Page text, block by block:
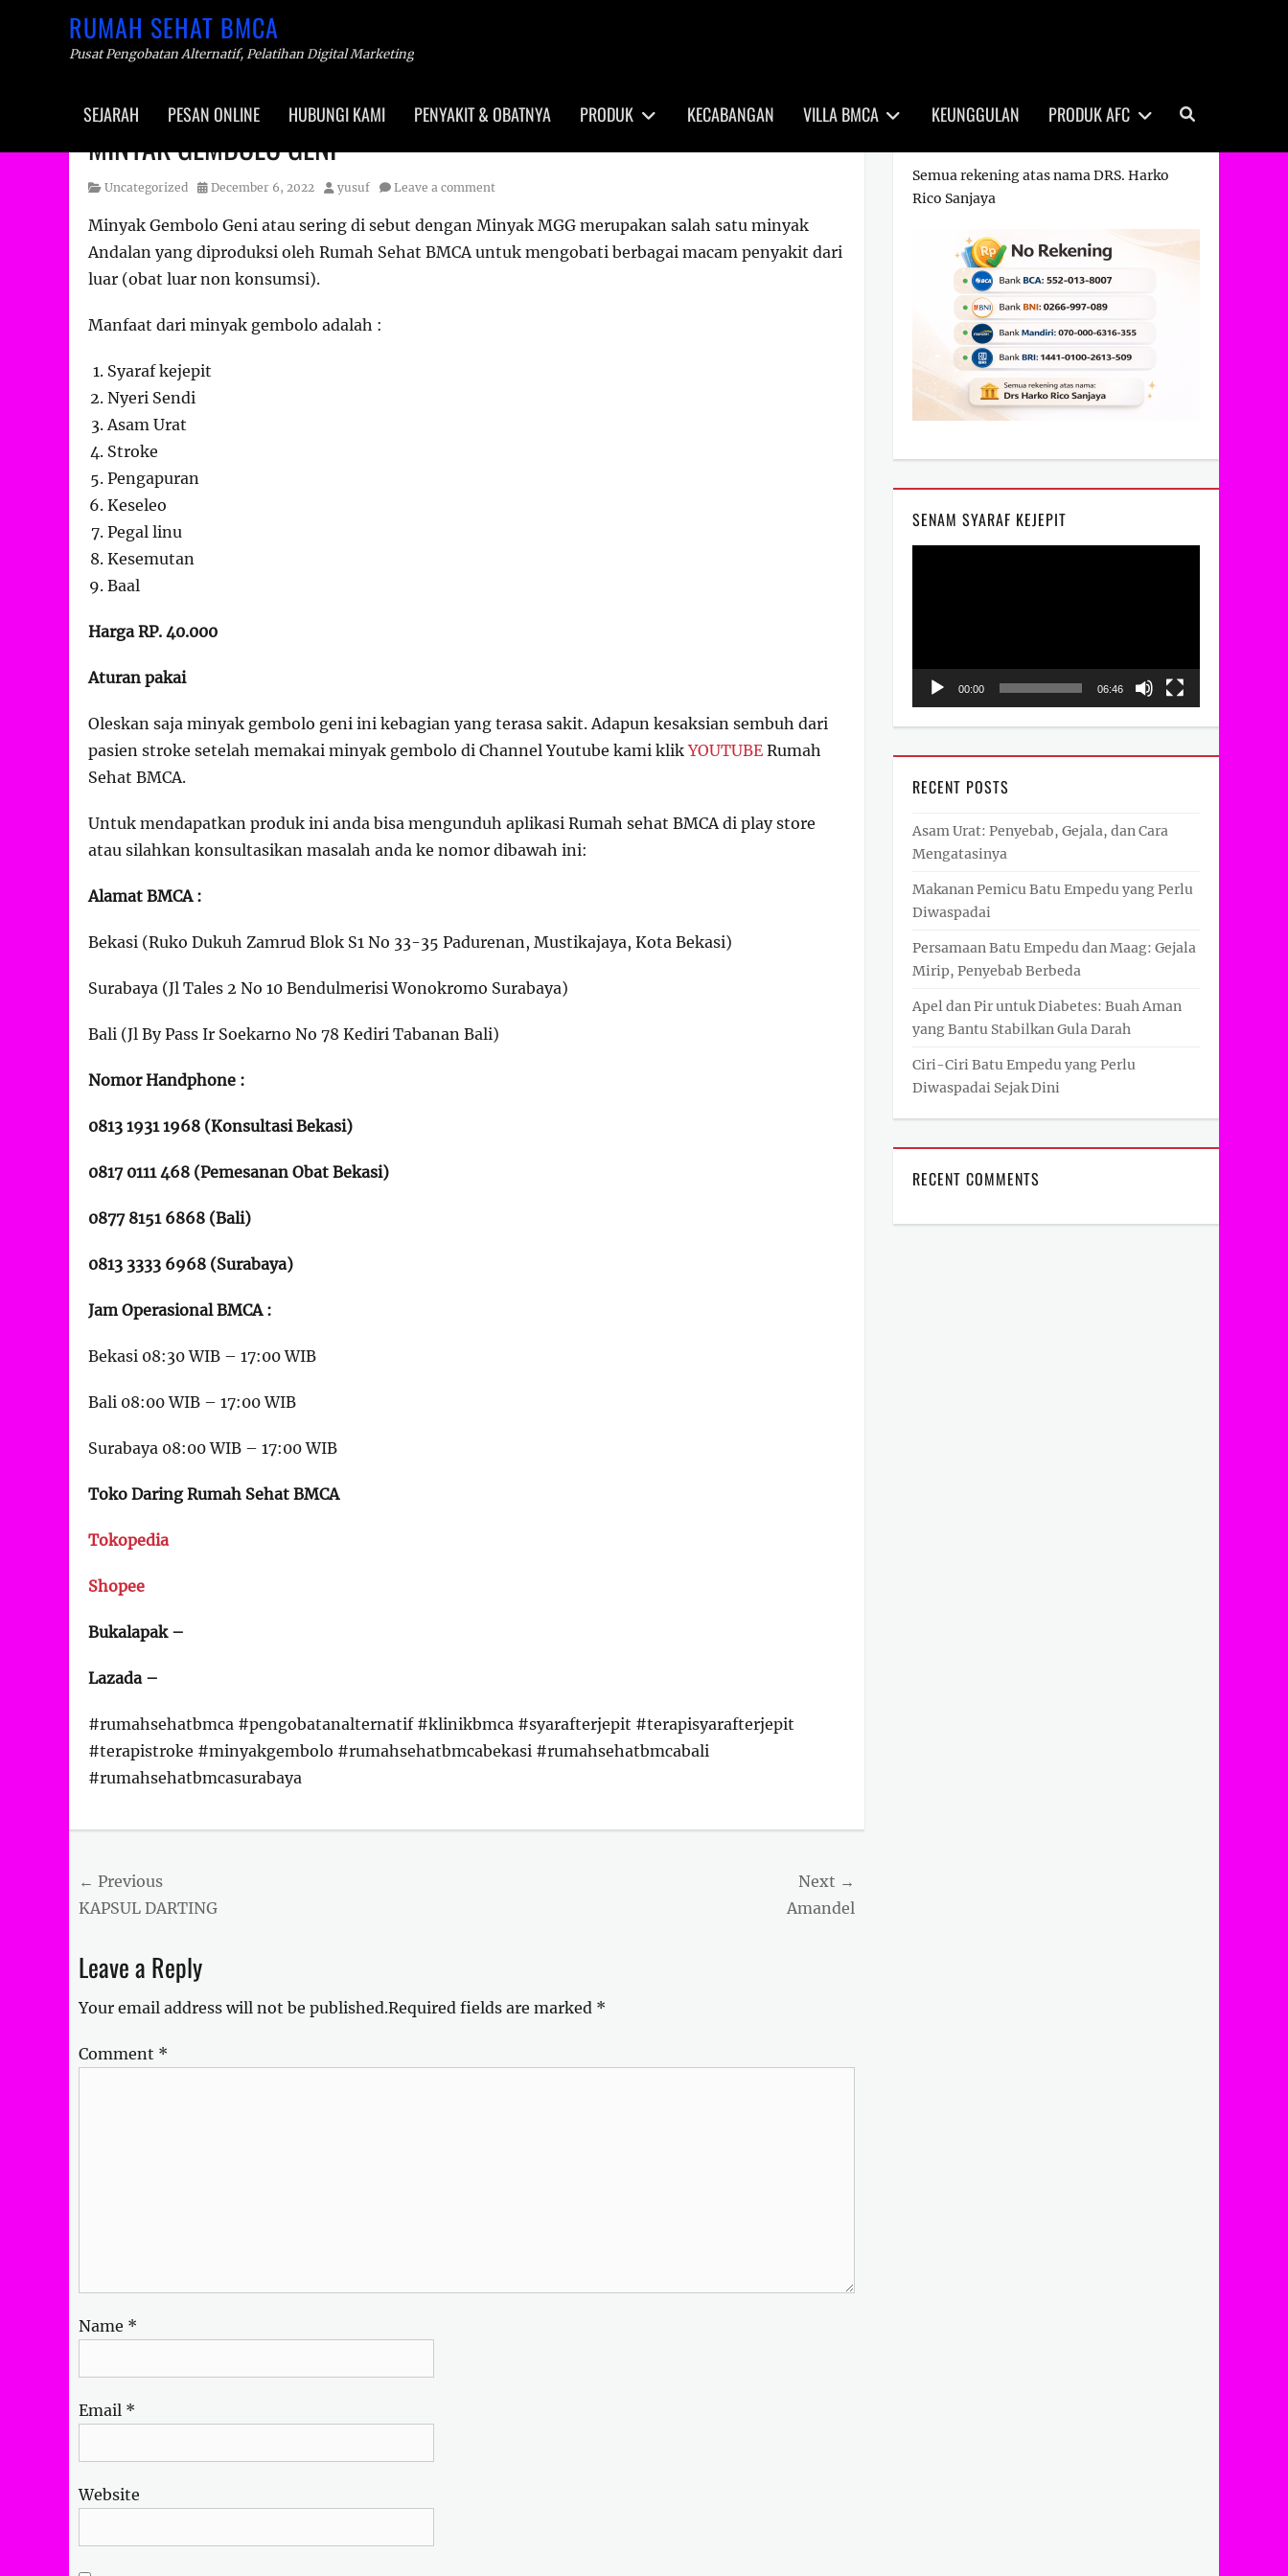
RUMAH SEHAT BMCA
Pusat Pengobatan Alternatif, Pelatihan Digital Marketing
menu
SEJARAH PESAN ONLINE HUBUNGI KAMI PENYAKIT & OBATNYA PRODUK KECABANGAN VILLA BMCA KEUNGGULAN PRODUK AFC Search
MINYAK GEMBOLO GENI
Category
Uncategorized
Posted
December 6, 2022 Author
yusuf Leave a comment
Minyak Gembolo Geni atau sering di sebut dengan Minyak MGG merupakan salah satu minyak
Andalan yang diproduksi oleh Rumah Sehat BMCA untuk mengobati berbagai macam penyakit dari
luar (obat luar non konsumsi).
Manfaat dari minyak gembolo adalah :
Syaraf kejepit
Nyeri Sendi
Asam Urat
Stroke
Pengapuran
Keseleo
Pegal linu
Kesemutan
Baal
Harga RP. 40.000
Aturan pakai
Oleskan saja minyak gembolo geni ini kebagian yang terasa sakit. Adapun kesaksian sembuh dari
pasien stroke setelah memakai minyak gembolo di Channel Youtube kami klikYOUTUBE Rumah
Sehat BMCA.
Untuk mendapatkan produk ini anda bisa mengunduh aplikasi Rumah sehat BMCA di play store
atau silahkan konsultasikan masalah anda ke nomor dibawah ini:
Alamat BMCA :
Bekasi (Ruko Dukuh Zamrud Blok S1 No 33-35 Padurenan, Mustikajaya, Kota Bekasi)
Surabaya (Jl Tales 2 No 10 Bendulmerisi Wonokromo Surabaya)
Bali (Jl By Pass Ir Soekarno No 78 Kediri Tabanan Bali)
Nomor Handphone :
0813 1931 1968 (Konsultasi Bekasi)
0817 0111 468 (Pemesanan Obat Bekasi)
0877 8151 6868 (Bali)
0813 3333 6968 (Surabaya)
Jam Operasional BMCA :
Bekasi 08:30 WIB – 17:00 WIB
Bali 08:00 WIB – 17:00 WIB
Surabaya 08:00 WIB – 17:00 WIB
Toko Daring Rumah Sehat BMCA
Tokopedia
Shopee
Bukalapak –
Lazada –
#rumahsehatbmca #pengobatanalternatif #klinikbmca #syarafterjepit #terapisyarafterjepit
#terapistroke #minyakgembolo #rumahsehatbmcabekasi #rumahsehatbmcabali
#rumahsehatbmcasurabaya
Post
navigation
← Previous
Previous
KAPSUL DARTING
Next →
Amandel
Leave a Reply
Your email address will not be published.Required fields are marked *
Comment *
Name *
Email *
Website
Semua rekening atas nama DRS. Harko
Rico Sanjaya
SENAM SYARAF KEJEPIT
00:00 06:46
RECENT POSTS
Asam Urat: Penyebab, Gejala, dan Cara
Mengatasinya
Makanan Pemicu Batu Empedu yang Perlu
Diwaspadai
Persamaan Batu Empedu dan Maag: Gejala
Mirip, Penyebab Berbeda
Apel dan Pir untuk Diabetes: Buah Aman
yang Bantu Stabilkan Gula Darah
Ciri-Ciri Batu Empedu yang Perlu
Diwaspadai Sejak Dini
RECENT COMMENTS